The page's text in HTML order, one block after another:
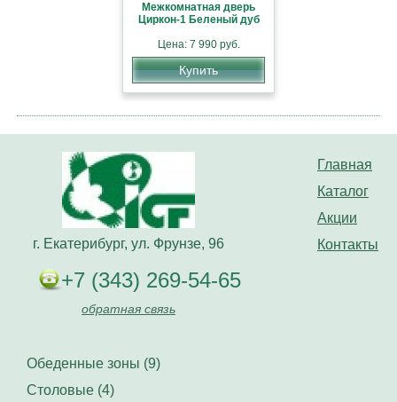
Межкомнатная дверь
Циркон-1 Беленый дуб
Цена: 7 990 руб.
Купить
Главная
Каталог
Акции
Контакты
г. Екатерибург, ул. Фрунзе, 96
+7 (343) 269-54-65
обратная связь
Обеденные зоны (9)
Столовые (4)